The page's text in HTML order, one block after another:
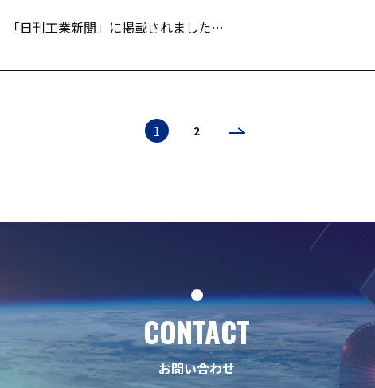
「日刊工業新聞」に掲載されました…
1 2
CONTACT
お問い合わせ